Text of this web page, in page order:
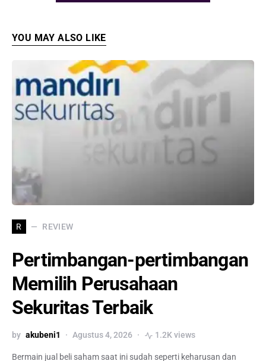
YOU MAY ALSO LIKE
R REVIEW
Pertimbangan-pertimbangan
Memilih Perusahaan
Sekuritas Terbaik
by akubeni1 Agustus 4, 2026 1.2K views
Bermain jual beli saham saat ini sudah seperti keharusan dan